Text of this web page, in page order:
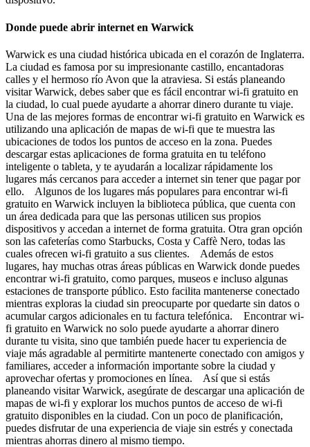
Donde puede abrir internet en Warwick
Warwick es una ciudad histórica ubicada en el corazón de Inglaterra.
La ciudad es famosa por su impresionante castillo, encantadoras
calles y el hermoso río Avon que la atraviesa. Si estás planeando
visitar Warwick, debes saber que es fácil encontrar wi-fi gratuito en
la ciudad, lo cual puede ayudarte a ahorrar dinero durante tu viaje.
Una de las mejores formas de encontrar wi-fi gratuito en Warwick es
utilizando una aplicación de mapas de wi-fi que te muestra las
ubicaciones de todos los puntos de acceso en la zona. Puedes
descargar estas aplicaciones de forma gratuita en tu teléfono
inteligente o tableta, y te ayudarán a localizar rápidamente los
lugares más cercanos para acceder a internet sin tener que pagar por
ello. Algunos de los lugares más populares para encontrar wi-fi
gratuito en Warwick incluyen la biblioteca pública, que cuenta con
un área dedicada para que las personas utilicen sus propios
dispositivos y accedan a internet de forma gratuita. Otra gran opción
son las cafeterías como Starbucks, Costa y Caffè Nero, todas las
cuales ofrecen wi-fi gratuito a sus clientes. Además de estos
lugares, hay muchas otras áreas públicas en Warwick donde puedes
encontrar wi-fi gratuito, como parques, museos e incluso algunas
estaciones de transporte público. Esto facilita mantenerse conectado
mientras exploras la ciudad sin preocuparte por quedarte sin datos o
acumular cargos adicionales en tu factura telefónica. Encontrar wi-
fi gratuito en Warwick no solo puede ayudarte a ahorrar dinero
durante tu visita, sino que también puede hacer tu experiencia de
viaje más agradable al permitirte mantenerte conectado con amigos y
familiares, acceder a información importante sobre la ciudad y
aprovechar ofertas y promociones en línea. Así que si estás
planeando visitar Warwick, asegúrate de descargar una aplicación de
mapas de wi-fi y explorar los muchos puntos de acceso de wi-fi
gratuito disponibles en la ciudad. Con un poco de planificación,
puedes disfrutar de una experiencia de viaje sin estrés y conectada
mientras ahorras dinero al mismo tiempo.